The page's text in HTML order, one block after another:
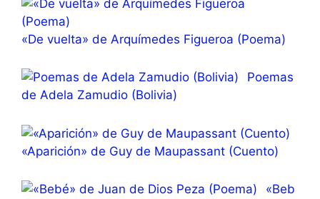
«De vuelta» de Arquímedes Figueroa (Poema)
Poemas
de Adela Zamudio (Bolivia)
«Aparición» de Guy de Maupassant (Cuento)
«Beb